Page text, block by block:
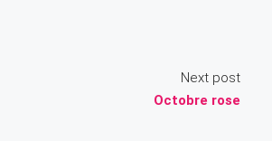
Next post
Octobre rose